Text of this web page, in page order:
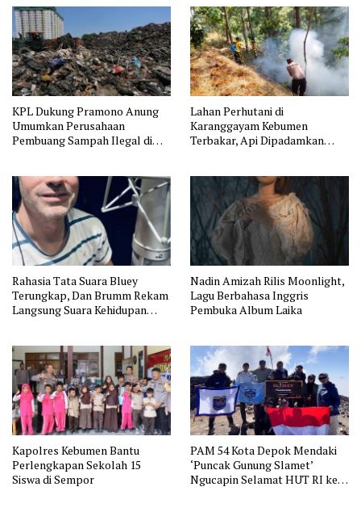
KPL Dukung Pramono Anung
Umumkan Perusahaan
Pembuang Sampah Ilegal di
Lahan Perhutani di
Karanggayam Kebumen
Terbakar, Api Dipadamkan
Rahasia Tata Suara Bluey
Terungkap, Dan Brumm Rekam
Langsung Suara Kehidupan
Nadin Amizah Rilis Moonlight,
Lagu Berbahasa Inggris
Pembuka Album Laika
Kapolres Kebumen Bantu
Perlengkapan Sekolah 15
Siswa di Sempor
PAM 54 Kota Depok Mendaki
‘Puncak Gunung Slamet’
Ngucapin Selamat HUT RI ke-